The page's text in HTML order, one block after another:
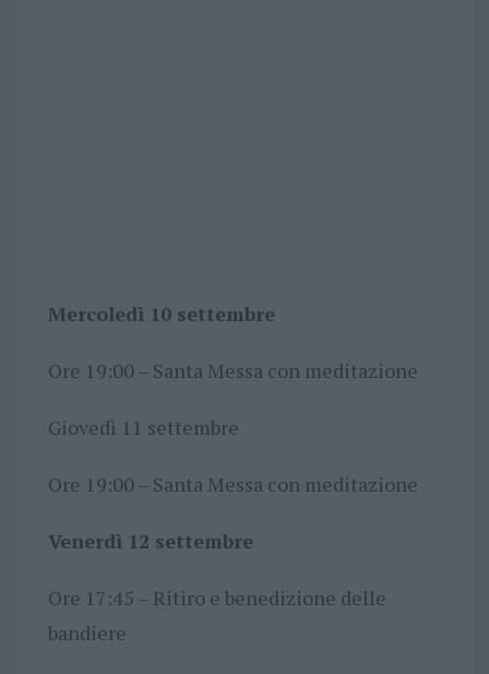
Mercoledì 10 settembre
Ore 19:00 – Santa Messa con meditazione
Giovedì 11 settembre
Ore 19:00 – Santa Messa con meditazione
Venerdì 12 settembre
Ore 17:45 – Ritiro e benedizione delle
bandiere